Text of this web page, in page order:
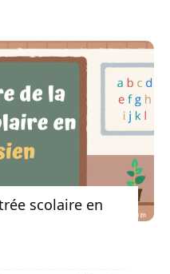
scolaire en